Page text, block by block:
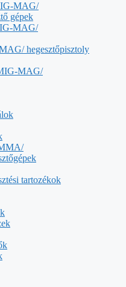
MAG/
gépek
MAG/
hegesztőpisztoly
MAG/
tartozékok